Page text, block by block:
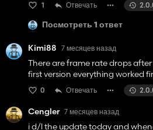
1 Отвечать
Посмотреть 1 ответ
Kimi88 7 месяцев назад
There are frame rate drops
first version everything worked
0 Отвечать
Cengler 7 месяцев назад
i d/l the update today and